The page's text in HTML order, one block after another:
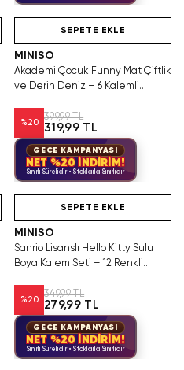
Tükenmeden Satın Al
SEPETE EKLE
MINISO
Akademi Çocuk Funny Mat Çiftlik
ve Derin Deniz – 6 Kalemli
%20
399,99 TL
319,99 TL
GECE KAMPANYASI
NET %20 İNDİRİM!
Sınırlı Sürelidir • Stoklarla Sınırlıdır
Tükenmeden Satın Al
SEPETE EKLE
MINISO
Sanrio Lisanslı Hello Kitty Sulu
Boya Kalem Seti – 12 Renkli
%20
349,99 TL
279,99 TL
GECE KAMPANYASI
NET %20 İNDİRİM!
Sınırlı Sürelidir • Stoklarla Sınırlıdır